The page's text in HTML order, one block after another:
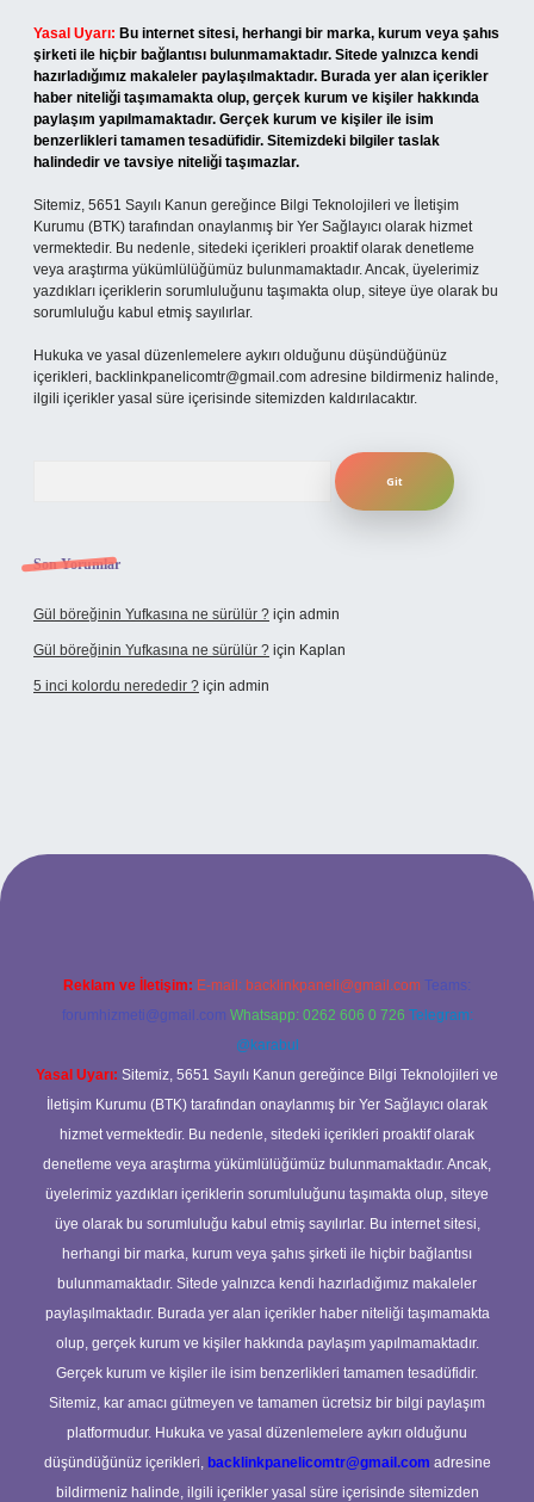
Yasal Uyarı: Bu internet sitesi, herhangi bir marka, kurum veya şahıs
şirketi ile hiçbir bağlantısı bulunmamaktadır. Sitede yalnızca kendi
hazırladığımız makaleler paylaşılmaktadır. Burada yer alan içerikler
haber niteliği taşımamakta olup, gerçek kurum ve kişiler hakkında
paylaşım yapılmamaktadır. Gerçek kurum ve kişiler ile isim
benzerlikleri tamamen tesadüfidir. Sitemizdeki bilgiler taslak
halindedir ve tavsiye niteliği taşımazlar.
Sitemiz, 5651 Sayılı Kanun gereğince Bilgi Teknolojileri ve İletişim
Kurumu (BTK) tarafından onaylanmış bir Yer Sağlayıcı olarak hizmet
vermektedir. Bu nedenle, sitedeki içerikleri proaktif olarak denetleme
veya araştırma yükümlülüğümüz bulunmamaktadır. Ancak, üyelerimiz
yazdıkları içeriklerin sorumluluğunu taşımakta olup, siteye üye olarak bu
sorumluluğu kabul etmiş sayılırlar.
Hukuka ve yasal düzenlemelere aykırı olduğunu düşündüğünüz
içerikleri, backlinkpanelicomtr@gmail.com adresine bildirmeniz halinde,
ilgili içerikler yasal süre içerisinde sitemizden kaldırılacaktır.
Son Yorumlar
Gül böreğinin Yufkasına ne sürülür ? için admin
Gül böreğinin Yufkasına ne sürülür ? için Kaplan
5 inci kolordu nerededir ? için admin
Reklam ve İletişim: E-mail: backlinkpaneli@gmail.com Teams:
forumhizmeti@gmail.com Whatsapp: 0262 606 0 726 Telegram:
@karabul
Yasal Uyarı: Sitemiz, 5651 Sayılı Kanun gereğince Bilgi Teknolojileri ve
İletişim Kurumu (BTK) tarafından onaylanmış bir Yer Sağlayıcı olarak
hizmet vermektedir. Bu nedenle, sitedeki içerikleri proaktif olarak
denetleme veya araştırma yükümlülüğümüz bulunmamaktadır. Ancak,
üyelerimiz yazdıkları içeriklerin sorumluluğunu taşımakta olup, siteye
üye olarak bu sorumluluğu kabul etmiş sayılırlar. Bu internet sitesi,
herhangi bir marka, kurum veya şahıs şirketi ile hiçbir bağlantısı
bulunmamaktadır. Sitede yalnızca kendi hazırladığımız makaleler
paylaşılmaktadır. Burada yer alan içerikler haber niteliği taşımamakta
olup, gerçek kurum ve kişiler hakkında paylaşım yapılmamaktadır.
Gerçek kurum ve kişiler ile isim benzerlikleri tamamen tesadüfidir.
Sitemiz, kar amacı gütmeyen ve tamamen ücretsiz bir bilgi paylaşım
platformudur. Hukuka ve yasal düzenlemelere aykırı olduğunu
düşündüğünüz içerikleri, backlinkpanelicomtr@gmail.com adresine
bildirmeniz halinde, ilgili içerikler yasal süre içerisinde sitemizden